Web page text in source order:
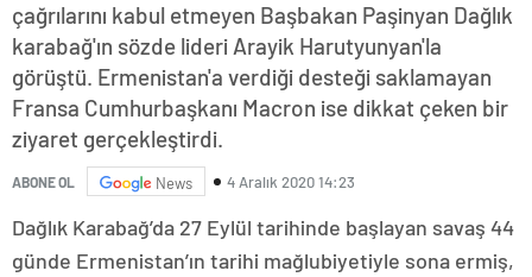
çağrılarını kabul etmeyen Başbakan Paşinyan Dağlık
karabağ'ın sözde lideri Arayik Harutyunyan'la
görüştü. Ermenistan'a verdiği desteği saklamayan
Fransa Cumhurbaşkanı Macron ise dikkat çeken bir
ziyaret gerçekleştirdi.
ABONE OL News 4 Aralık 2020 14:23
Dağlık Karabağ’da 27 Eylül tarihinde başlayan savaş 44
günde Ermenistan’ın tarihi mağlubiyetiyle sona ermiş,